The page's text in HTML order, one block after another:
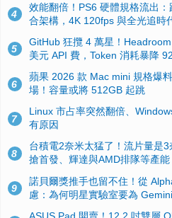
4
效能翻倍！PS6 硬體規格流出
合架構，4K 120fps 與全光追時
5
GitHub 狂攬 4 萬星！
美元 API 費，Token 消耗暴降
6
蘋果 2026 款 Mac mini 規格爆
場！容量或將 512GB 起跳
7
Linux 市占率突然翻倍、
有原因
8
台積電2奈米太猛了！流片量是
搶首發、輝達與AMD排隊等產能
9
諾貝爾獎推手也留不住！從
慮：為何明星實驗室要為
ASUS Pad 開賣！12.2 吋雙層